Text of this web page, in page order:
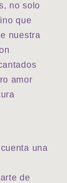
no solo
que
nuestra
amor
una
de